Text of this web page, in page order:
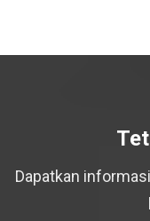
Dapatkan